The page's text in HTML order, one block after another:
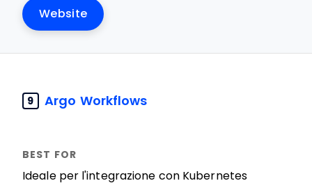
Website
9 Argo Workflows
Ideale per l'integrazione con Kubernetes